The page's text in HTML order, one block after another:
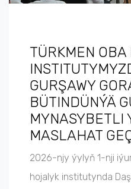
TÜRKMEN
GURŞAWY
BÜTINDÜNÝÄ
MYNASYBETLI
MASLAHAT
2026-njy ýylyň 1-nji
hojalyk institutynda